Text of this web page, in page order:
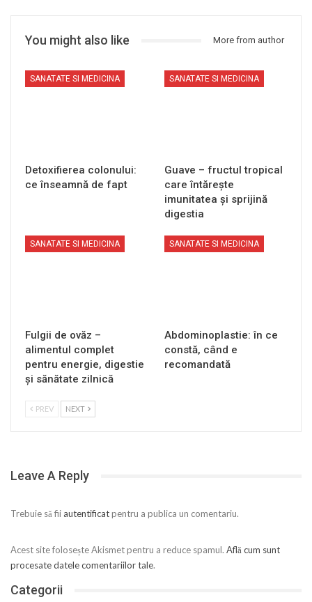
You might also like More from author
SANATATE SI MEDICINA
Detoxifierea colonului:
ce înseamnă de fapt
SANATATE SI MEDICINA
Guave – fructul tropical
care întărește
imunitatea și sprijină
digestia
SANATATE SI MEDICINA
Fulgii de ovăz –
alimentul complet
pentru energie, digestie
și sănătate zilnică
SANATATE SI MEDICINA
Abdominoplastie: în ce
constă, când e
recomandată
PREV NEXT
Leave A Reply
Trebuie să fii autentificatpentru a publica un comentariu.
Acest site folosește Akismet pentru a reduce spamul. Află cum sunt
procesate datele comentariilor tale.
Categorii